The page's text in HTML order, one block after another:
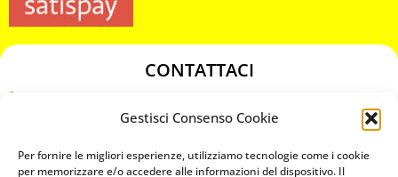
Gestisci Consenso Cookie
Per fornire le migliori esperienze, utilizziamo tecnologie come i cookie
per memorizzare e/o accedere alle informazioni del dispositivo. Il
CONTATTACI
chiavicodificate@gmail.com